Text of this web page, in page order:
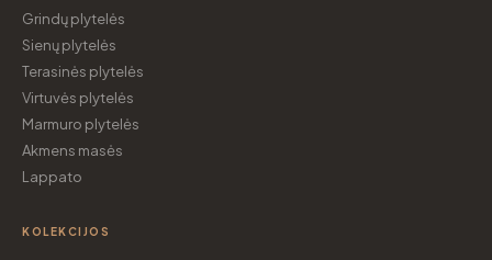
Grindų plytelės
Sienų plytelės
Terasinės plytelės
Virtuvės plytelės
Marmuro plytelės
Akmens masės
Lappato
KOLEKCIJOS